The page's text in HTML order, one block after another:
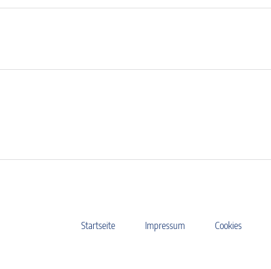
Startseite Impressum Cookies